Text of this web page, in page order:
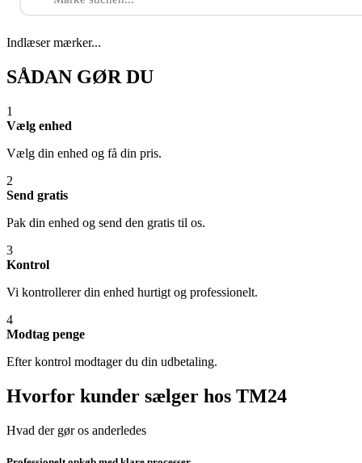
Indlæser mærker...
SÅDAN GØR DU
1
Vælg enhed
Vælg din enhed og få din pris.
2
Send gratis
Pak din enhed og send den gratis til os.
3
Kontrol
Vi kontrollerer din enhed hurtigt og professionelt.
4
Modtag penge
Efter kontrol modtager du din udbetaling.
Hvorfor kunder sælger hos TM24
Hvad der gør os anderledes